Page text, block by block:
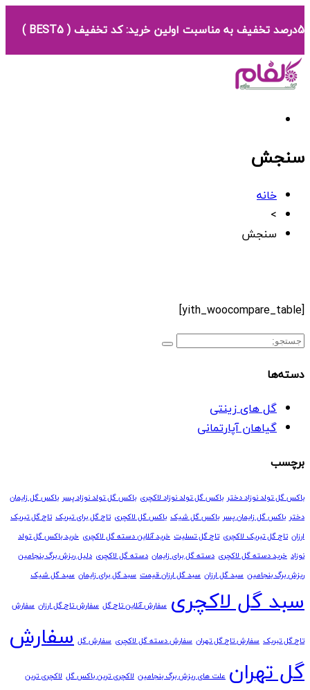
5درصد تخفیف به مناسبت اولین خرید: کد تخفیف ( BEST5 )
سنجش
خانه
>
سنجش
[yith_woocompare_table]
دسته‌ها
گل های زینتی
گیاهان آپارتمانی
برچسب
باکس گل تولد نوزاد دختر باکس گل تولد نوزاد لاکچری باکس گل تولد نوزاد پسر باکس گل زایمان
دختر باکس گل زایمان پسر باکس گل شیک باکس گل لاکچری تاج گل برای تبریک تاج گل تبریک
ارزان تاج گل تبریک لاکچری تاج گل تسلیت خرید آنلاین دسته گل لاکچری خرید باکس گل تولد
نوزاد خرید دسته گل لاکچری دسته گل برای زایمان دسته گل لاکچری دلیل ریزش برگ بنجامین
ریزش برگ بنجامین سبد گل ارزان سبد گل ارزان قیمت سبد گل برای زایمان سبد گل شیک
سبد گل لاکچری سفارش آنلاین تاج گل سفارش تاج گل ارزان سفارش
تاج گل تبریک سفارش تاج گل تهران سفارش دسته گل لاکچری سفارش گل سفارش
گل تهران علت های ریزش برگ بنجامین لاکچری ترین باکس گل لاکچری ترین